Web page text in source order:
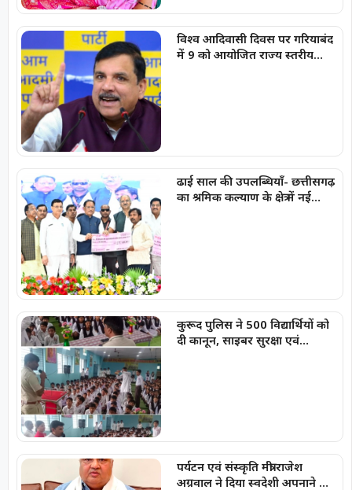
विश्व आदिवासी दिवस पर गरियाबंद
में 9 को आयोजित राज्य स्तरीय
ढाई साल की उपलब्धियाँ- छत्तीसगढ़
का श्रमिक कल्याण के क्षेत्र में नई
कुरूद पुलिस ने 500 विद्यार्थियों को
दी कानून, साइबर सुरक्षा एवं
पर्यटन एवं संस्कृति मंत्री राजेश
अग्रवाल ने दिया स्वदेशी अपनाने का